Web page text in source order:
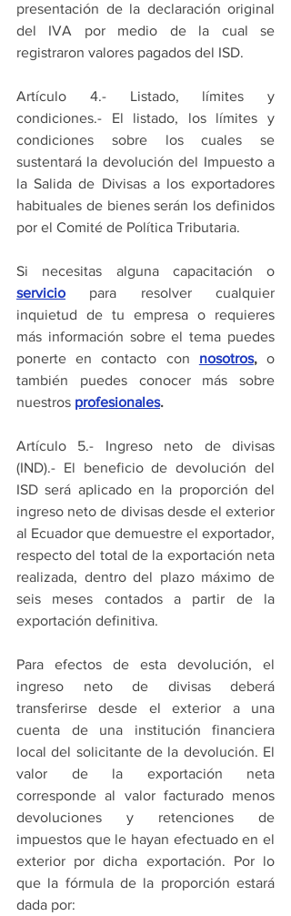
presentación de la declaración original
del IVA por medio de la cual se
registraron valores pagados del ISD.
Artículo 4.- Listado, límites y
condiciones.- El listado, los límites y
condiciones sobre los cuales se
sustentará la devolución del Impuesto a
la Salida de Divisas a los exportadores
habituales de bienes serán los definidos
por el Comité de Política Tributaria.
servicio
para resolver cualquier
inquietud de tu empresa o requieres
más información sobre el tema puedes
ponerte en contacto con nosotros, o
también puedes conocer más sobre
nuestros profesionales.
Artículo 5.- Ingreso neto de divisas
(IND).- El beneficio de devolución del
ISD será aplicado en la proporción del
ingreso neto de divisas desde el exterior
al Ecuador que demuestre el exportador,
respecto del total de la exportación neta
realizada, dentro del plazo máximo de
seis meses contados a partir de la
exportación definitiva.
Para efectos de esta devolución, el
ingreso neto de divisas deberá
transferirse desde el exterior a una
cuenta de una institución financiera
local del solicitante de la devolución. El
valor de la exportación neta
corresponde al valor facturado menos
devoluciones y retenciones de
impuestos que le hayan efectuado en el
exterior por dicha exportación. Por lo
que la fórmula de la proporción estará
dada por: